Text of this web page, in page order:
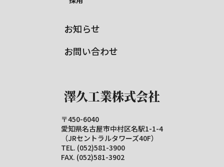
澤久工業株式会社
〒450-6040
愛知県名古屋市中村区名駅1-1-4
（JRセントラルタワーズ40F）
TEL. (052)581-3900
FAX. (052)581-3902
お知らせ
お問い合わせ